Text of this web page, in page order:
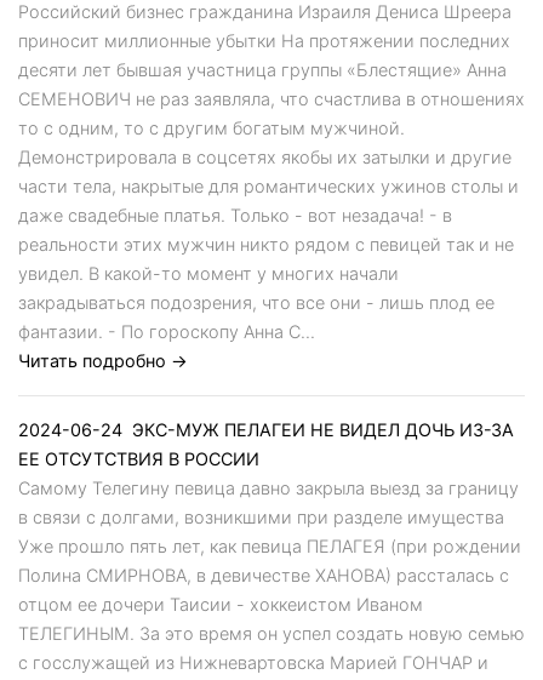
Российский бизнес гражданина Израиля Дениса Шреера
приносит миллионные убытки На протяжении последних
десяти лет бывшая участница группы «Блестящие» Анна
СЕМЕНОВИЧ не раз заявляла, что счастлива в отношениях
то с одним, то с другим богатым мужчиной.
Демонстрировала в соцсетях якобы их затылки и другие
части тела, накрытые для романтических ужинов столы и
даже свадебные платья. Только - вот незадача! - в
реальности этих мужчин никто рядом с певицей так и не
увидел. В какой-то момент у многих начали
закрадываться подозрения, что все они - лишь плод ее
фантазии. - По гороскопу Анна С...
Читать подробно →
2024-06-24 ЭКС-МУЖ ПЕЛАГЕИ НЕ ВИДЕЛ ДОЧЬ ИЗ-ЗА
ЕЕ ОТСУТСТВИЯ В РОССИИ
Самому Телегину певица давно закрыла выезд за границу
в связи с долгами, возникшими при разделе имущества
Уже прошло пять лет, как певица ПЕЛАГЕЯ (при рождении
Полина СМИРНОВА, в девичестве ХАНОВА) рассталась с
отцом ее дочери Таисии - хоккеистом Иваном
ТЕЛЕГИНЫМ. За это время он успел создать новую семью
с госслужащей из Нижневартовска Марией ГОНЧАР и